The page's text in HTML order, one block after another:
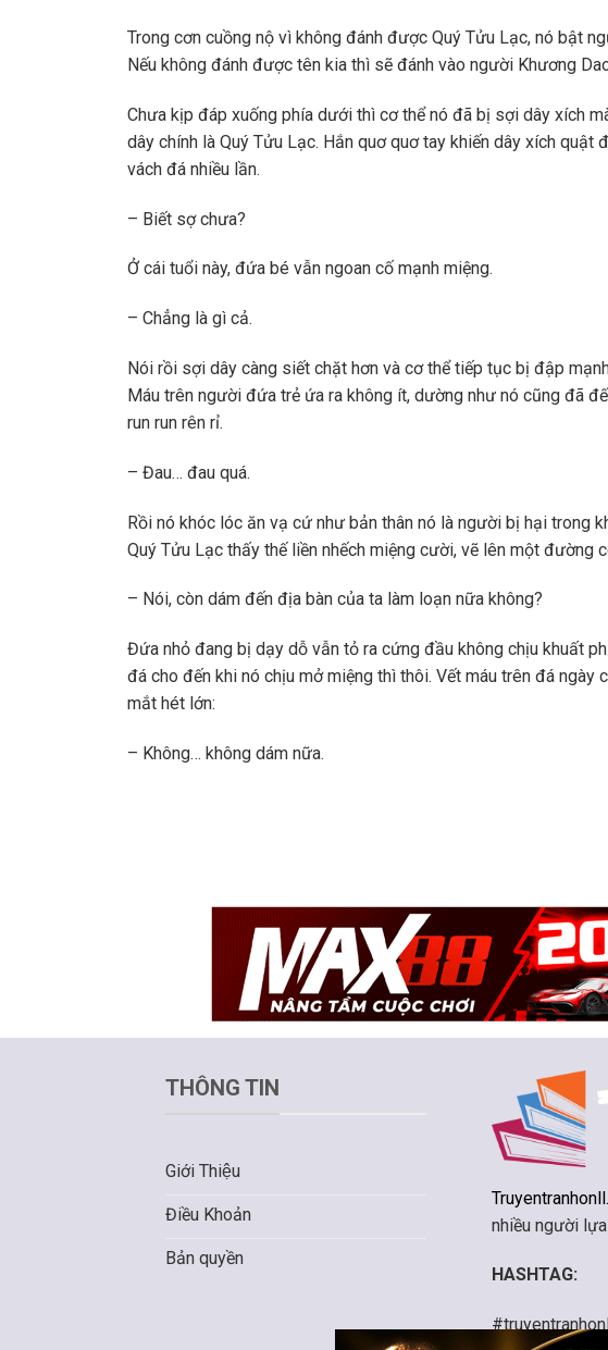
Trong cơn cuồng nộ vì không đánh được Quý Tửu Lạc, nó bật
Nếu không đánh được tên kia thì sẽ đánh vào người Khương
Chưa kịp đáp xuống phía dưới thì cơ thể nó đã bị sợi dây xích
dây chính là Quý Tửu Lạc. Hắn quơ quơ tay khiến dây xích
vách đá nhiều lần.
– Biết sợ chưa?
Ở cái tuổi này, đứa bé vẫn ngoan cố mạnh miệng.
– Chẳng là gì cả.
Nói rồi sợi dây càng siết chặt hơn và cơ thể tiếp tục bị đập
Máu trên người đứa trẻ ứa ra không ít, dường như nó cũng đã
run run rên rỉ.
– Đau… đau quá.
Rồi nó khóc lóc ăn vạ cứ như bản thân nó là người bị hại trong
Quý Tửu Lạc thấy thế liền nhếch miệng cười, vẽ lên một đường
– Nói, còn dám đến địa bàn của ta làm loạn nữa không?
Đứa nhỏ đang bị dạy dỗ vẫn tỏ ra cứng đầu không chịu khuất
đá cho đến khi nó chịu mở miệng thì thôi. Vết máu trên đá ngày
mắt hét lớn:
– Không… không dám nữa.
THÔNG TIN
Giới Thiệu
Điều Khoản
Bản quyền
nhiều người
HASHTAG: